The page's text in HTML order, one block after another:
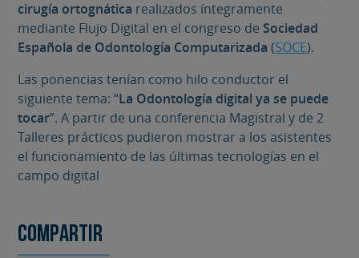
cirugía ortognática realizados íntegramente
mediante Flujo Digital en el congreso de Sociedad
Española de Odontología Computarizada (SOCE).
Las ponencias tenían como hilo conductor el
siguiente tema: “La Odontología digital ya se puede
tocar”. A partir de una conferencia Magistral y de 2
Talleres prácticos pudieron mostrar a los asistentes
el funcionamiento de las últimas tecnologías en el
campo digital
Compartir